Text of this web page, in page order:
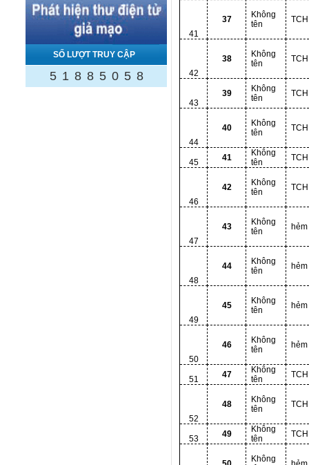
SỐ LƯỢT TRUY CẬP
5 1 8 8 5 0 5 8
41
37
Không
tên
42
38
Không
tên
43
39
Không
tên
44
40
Không
tên
45 41
Không
tên
46
42
Không
tên
47
43
Không
tên
48
44
Không
tên
49
45
Không
tên
50
46
Không
tên
51 47
Không
tên
52
48
Không
tên
53 49
Không
tên
Không